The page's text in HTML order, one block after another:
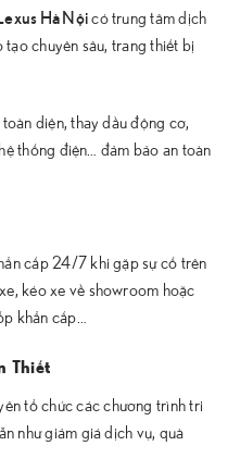
Hà Nộicó trung tâm dịch
chuyên sâu, trang thiết bị
diện, thay dầu động cơ,
thống điện… đảm bảo an toàn
cấp 24/7 khi gặp sự cố trên
kéo xe về showroom hoặc
khẩn cấp…
Thiết
tổ chức các chương trình tri
như giảm giá dịch vụ, quà